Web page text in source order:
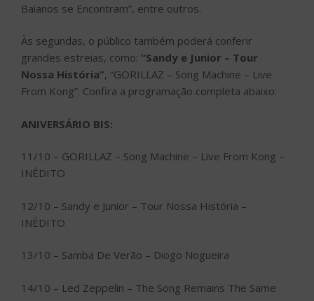
Baianos se Encontram”, entre outros.
Às segundas, o público também poderá conferir
grandes estreias, como: “Sandy e Junior – Tour
Nossa História”, “GORILLAZ – Song Machine – Live
From Kong”. Confira a programação completa abaixo:
ANIVERSÁRIO BIS:
11/10 – GORILLAZ – Song Machine – Live From Kong –
INÉDITO
12/10 – Sandy e Junior – Tour Nossa História –
INÉDITO
13/10 – Samba De Verão – Diogo Nogueira
14/10 – Led Zeppelin – The Song Remains The Same